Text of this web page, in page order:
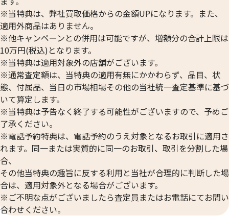
※当特典は、弊社買取価格からの金額UPになります。また、
適用外商品はありません。
※他キャンペーンとの併用は可能ですが、増額分の合計上限は
10万円(税込)となります。
※当特典は適用対象外の店舗がございます。
※通常査定額は、当特典の適用有無にかかわらず、品目、状
態、付属品、当日の市場相場その他の当社統一査定基準に基づ
いて算定します。
※当特典は予告なく終了する可能性がございますので、予めご
了承ください。
※電話予約特典は、電話予約のうえ対象となるお取引に適用さ
れます。同一または実質的に同一のお取引、取引を分割した場
合、
その他当特典の趣旨に反する利用と当社が合理的に判断した場
合は、適用対象外となる場合がございます。
※ご不明な点がございましたら査定員またはお電話にてお問い
合わせください。